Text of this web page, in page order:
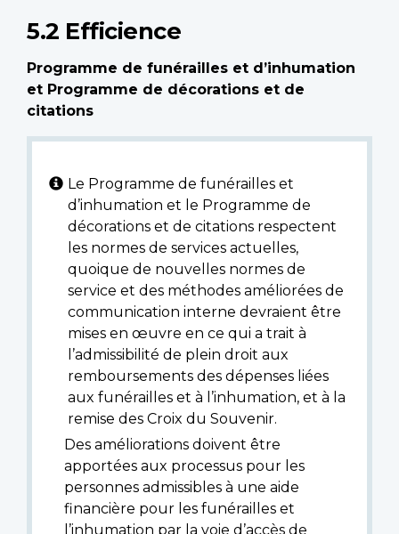
5.2 Efficience
Programme de funérailles et d’inhumation
et Programme de décorations et de
citations
Le Programme de funérailles et
d’inhumation et le Programme de
décorations et de citations respectent
les normes de services actuelles,
quoique de nouvelles normes de
service et des méthodes améliorées de
communication interne devraient être
mises en œuvre en ce qui a trait à
l’admissibilité de plein droit aux
remboursements des dépenses liées
aux funérailles et à l’inhumation, et à la
remise des Croix du Souvenir.
Des améliorations doivent être
apportées aux processus pour les
personnes admissibles à une aide
financière pour les funérailles et
l’inhumation par la voie d’accès de